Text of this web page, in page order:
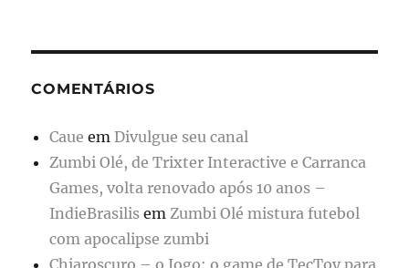
COMENTÁRIOS
Caue emDivulgue seu canal
Zumbi Olé, de Trixter Interactive e Carranca
Games, volta renovado após 10 anos –
IndieBrasilis emZumbi Olé mistura futebol
com apocalipse zumbi